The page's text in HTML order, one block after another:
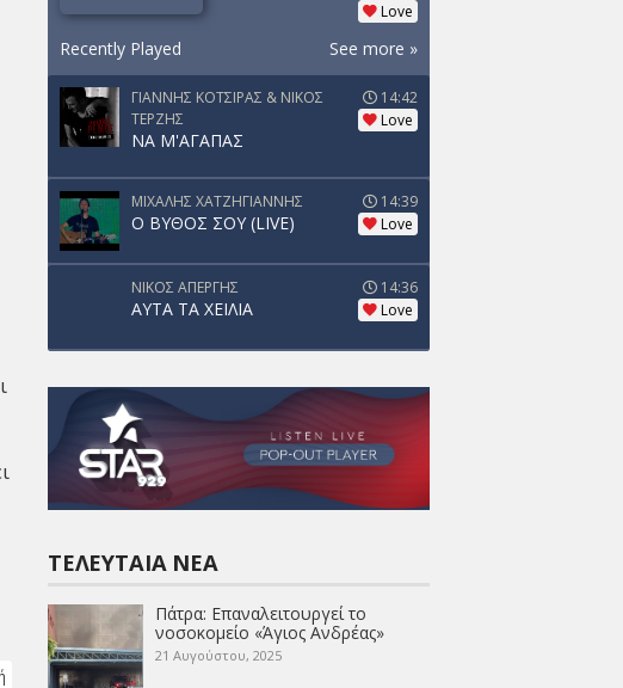
Love
Recently Played See more »
ΓΙΑΝΝΗΣ ΚΟΤΣΙΡΑΣ & ΝΙΚΟΣ
ΤΕΡΖΗΣ
ΝΑ Μ'ΑΓΑΠΑΣ
14:42
Love
ΜΙΧΑΛΗΣ ΧΑΤΖΗΓΙΑΝΝΗΣ
Ο ΒΥΘΟΣ ΣΟΥ (LIVE)
14:39
Love
ΝΙΚΟΣ ΑΠΕΡΓΗΣ
ΑΥΤΑ ΤΑ ΧΕΙΛΙΑ
14:36
Love
ΤΕΛΕΥΤΑΊΑ ΝΈΑ
Πάτρα: Επαναλειτουργεί το
νοσοκομείο «Άγιος Ανδρέας»
21 Αυγούστου, 2025